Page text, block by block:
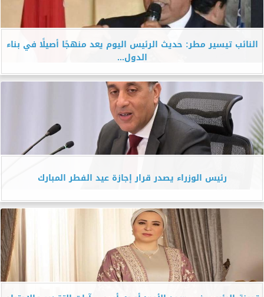
النائب تيسير مطر: حديث الرئيس اليوم يعد منهجًا أصيلًا في بناء
الدول...
رئيس الوزراء يصدر قرار إجازة عيد الفطر المبارك